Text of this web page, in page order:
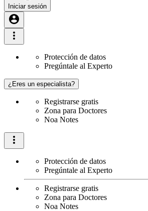
Iniciar sesión
Protección de datos
Pregúntale al Experto
¿Eres un especialista?
Registrarse gratis
Zona para Doctores
Noa Notes
Protección de datos
Pregúntale al Experto
Registrarse gratis
Zona para Doctores
Noa Notes